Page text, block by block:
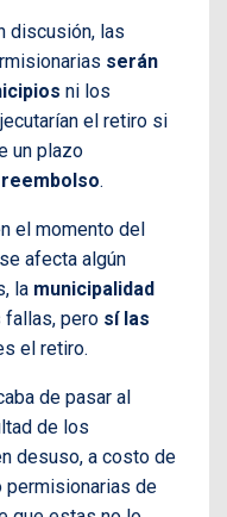
discusión, las
serán
ni los
el retiro si
un plazo
.
el momento del
afecta algún
la municipalidad
fallas, pero sí las
el retiro.
de pasar al
de los
desuso, a costo de
permisionarias de